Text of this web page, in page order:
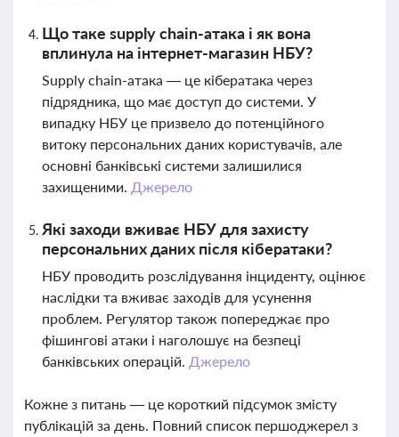
Що таке supply chain-атака і як вона
вплинула на інтернет-магазин НБУ?
Supply chain-атака — це кібератака через
підрядника, що має доступ до системи. У
випадку НБУ це призвело до потенційного
витоку персональних даних користувачів, але
основні банківські системи залишилися
захищеними. Джерело
Які заходи вживає НБУ для захисту
персональних даних після кібератаки?
НБУ проводить розслідування інциденту, оцінює
наслідки та вживає заходів для усунення
проблем. Регулятор також попереджає про
фішингові атаки і наголошує на безпеці
банківських операцій. Джерело
Кожне з питань — це короткий підсумок змісту
публікацій за день. Повний список першоджерел з